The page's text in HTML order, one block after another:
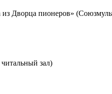
Дворца пионеров»
зал)